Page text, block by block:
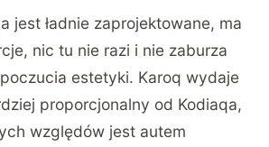
jest ładnie zaprojektowane, ma
nic tu nie razi i nie zaburza
estetyki. Karoq wydaje
proporcjonalny od Kodiaqa,
względów jest autem